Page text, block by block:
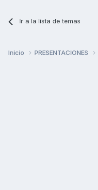
Ir a la lista de temas
Inicio PRESENTACIONES